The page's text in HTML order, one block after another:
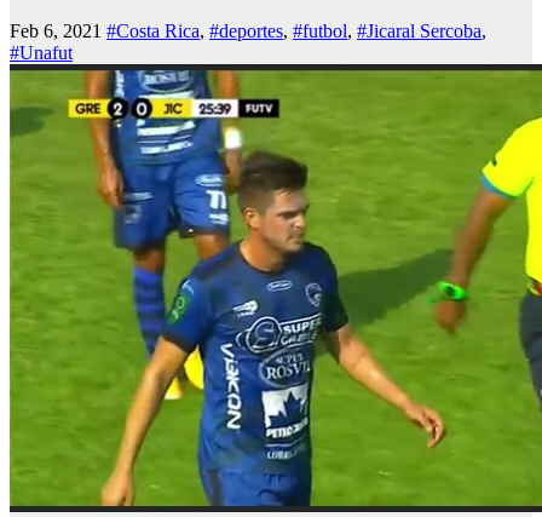
Feb 6, 2021 #Costa Rica, #deportes, #futbol, #Jicaral Sercoba,
#Unafut